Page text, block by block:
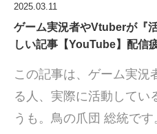
2025.03.11
ゲーム実況者やVtuberが『
しい記事【YouTube】配信
この記事は、ゲーム実況
る人、実際に活動してい
うも。鳥の爪団 総統で